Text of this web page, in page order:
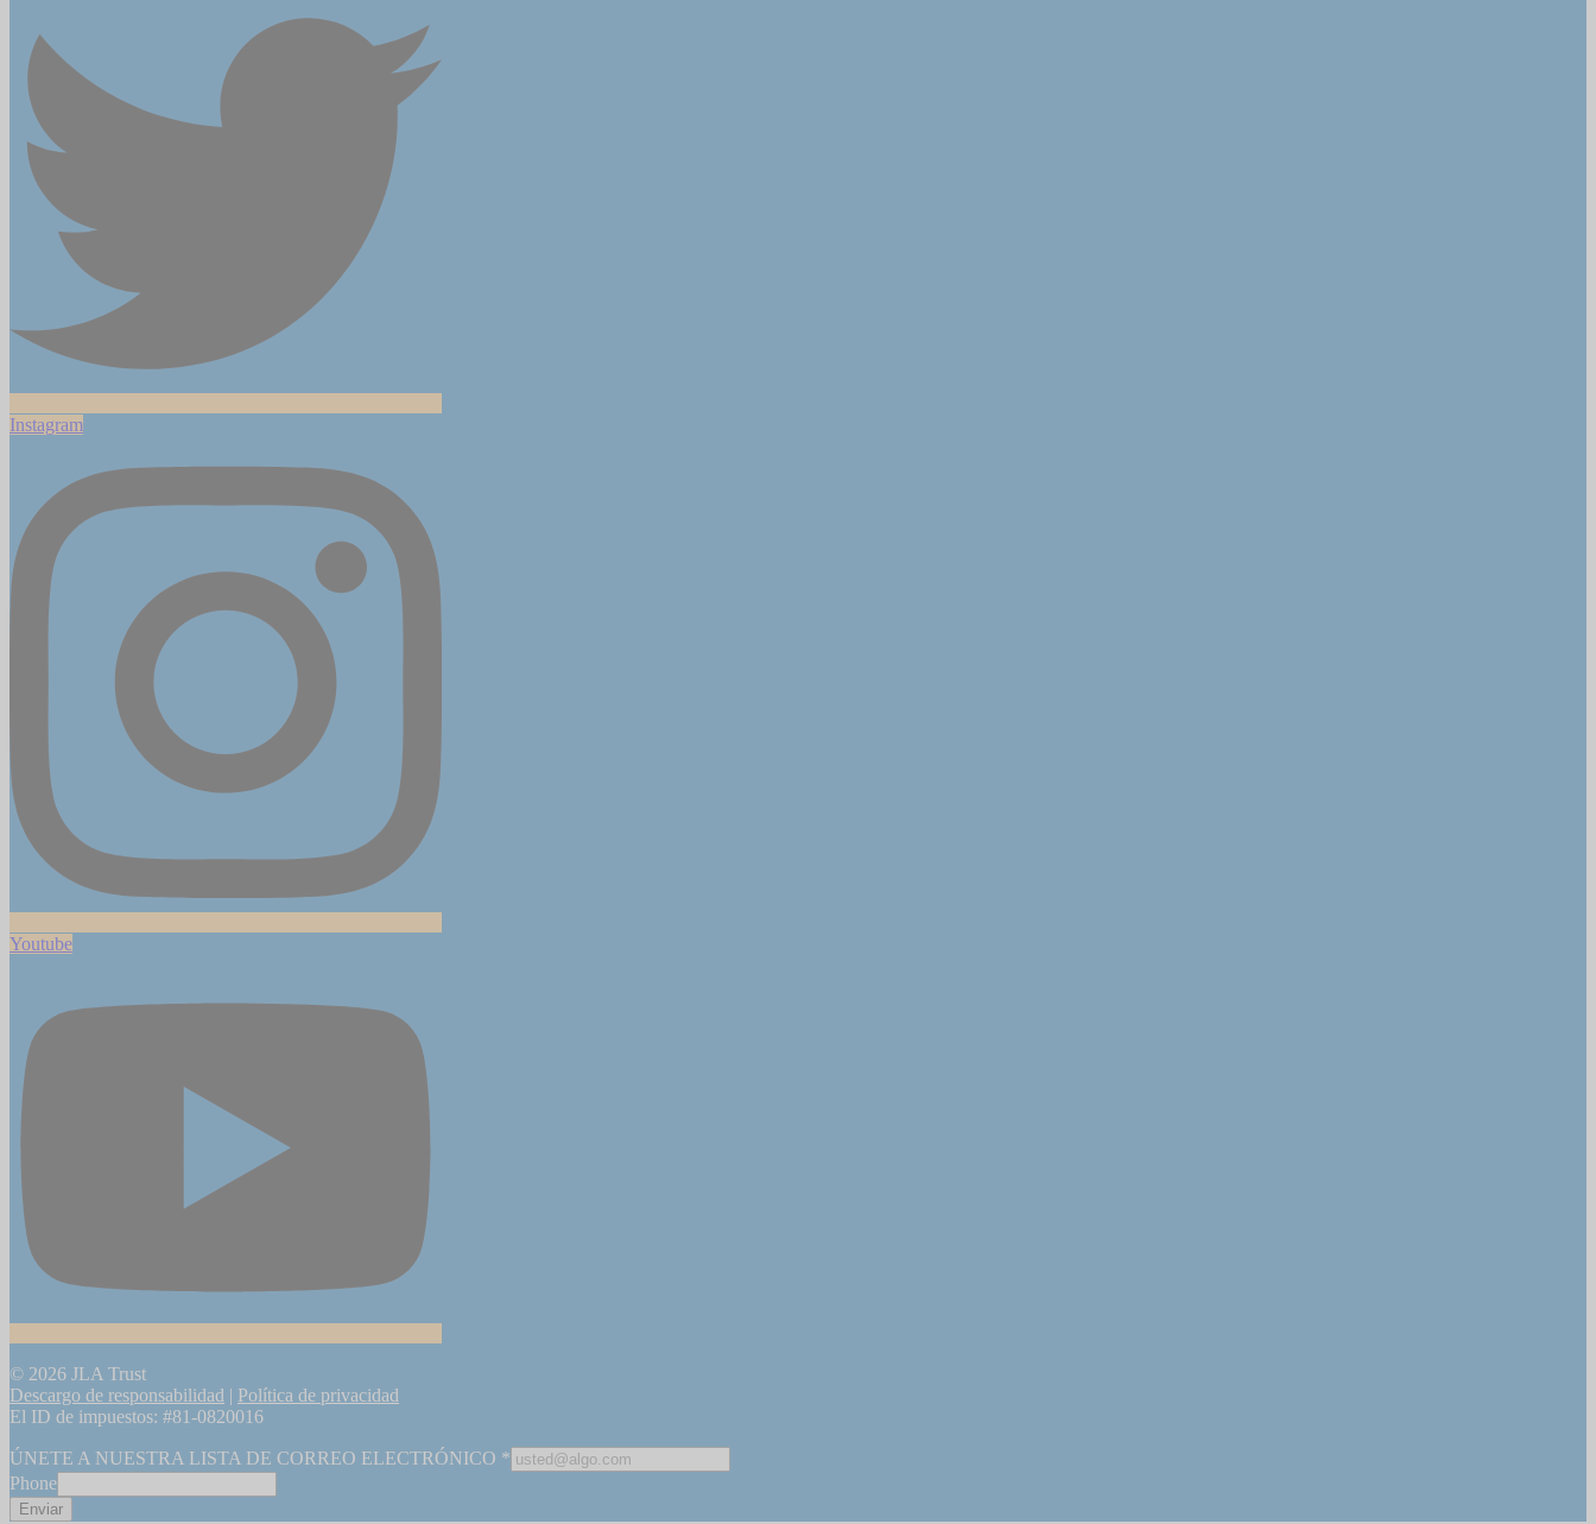
Instagram
Youtube
© 2026 JLA Trust
Descargo de responsabilidad | Política de privacidad
El ID de impuestos: #81-0820016
ÚNETE A NUESTRA LISTA DE CORREO ELECTRÓNICO *
Phone
Enviar